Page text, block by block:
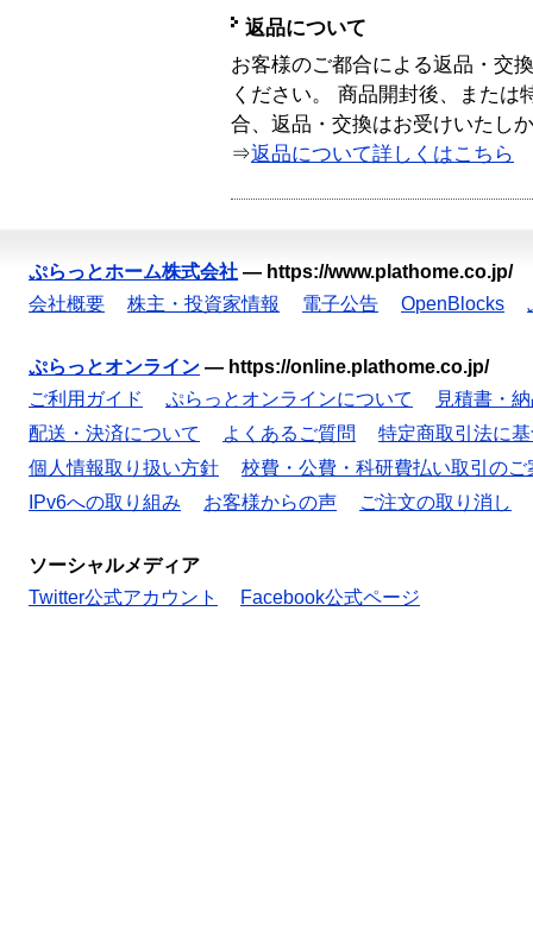
返品について
お客様のご都合による返品・交
ください。 商品開封後、または
合、返品・交換はお受けいたし
⇒返品について詳しくはこちら
ぷらっとホーム株式会社 — https://www.plathome.co.jp/
会社概要
株主・投資家情報 電子公告 OpenBlocks
ぷらっとオンライン — https://online.plathome.co.jp/
ご利用ガイド
ぷらっとオンラインについて
見積書・
配送・決済について
よくあるご質問
特定商取引法に
個人情報取り扱い方針
校費・公費・科研費払い取引のご
IPv6への取り組み
お客様からの声 ご注文の取り消し
ソーシャルメディア
Twitter公式アカウント
Facebook公式ページ